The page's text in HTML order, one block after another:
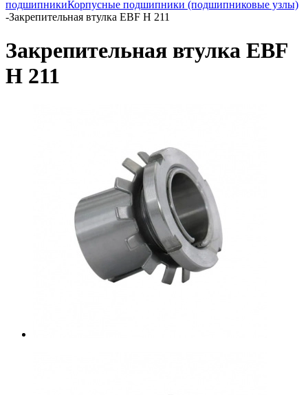
подшипникиКорпусные подшипники (подшипниковые узлы)
-Закрепительная втулка EBF H 211
Закрепительная втулка EBF
H 211